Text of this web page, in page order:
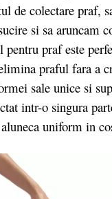
de colectare praf,
si sa aruncam
praf este
praful fara a
sale unice si
intr-o singura
uniform in